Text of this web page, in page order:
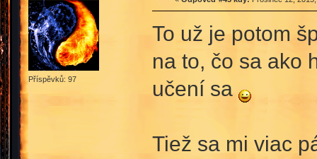
Příspěvků: 97
To už je potom
na to, čo sa ako
učení sa
Tiež sa mi viac